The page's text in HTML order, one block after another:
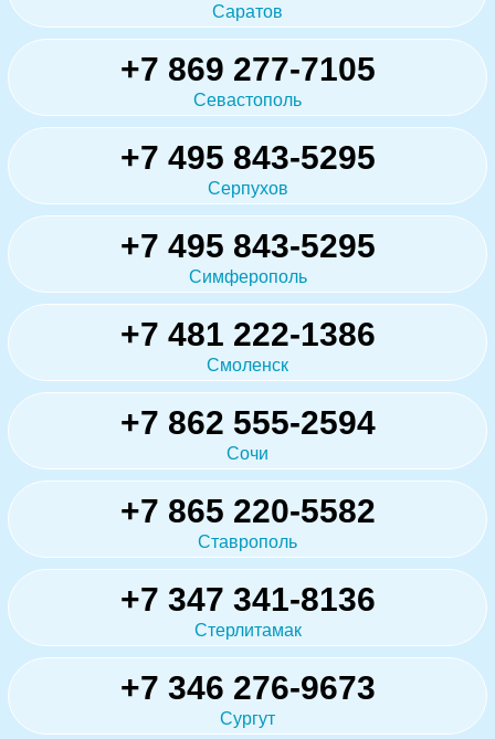
Саратов
+7 869 277-7105
Севастополь
+7 495 843-5295
Серпухов
+7 495 843-5295
Симферополь
+7 481 222-1386
Смоленск
+7 862 555-2594
Сочи
+7 865 220-5582
Ставрополь
+7 347 341-8136
Стерлитамак
+7 346 276-9673
Сургут